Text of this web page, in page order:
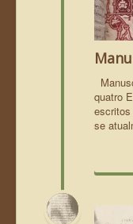
quatro
se